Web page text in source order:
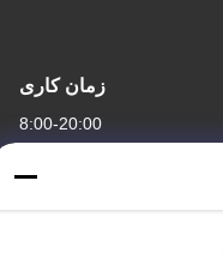
زمان کاری
8:00-20:00
آدرس ما